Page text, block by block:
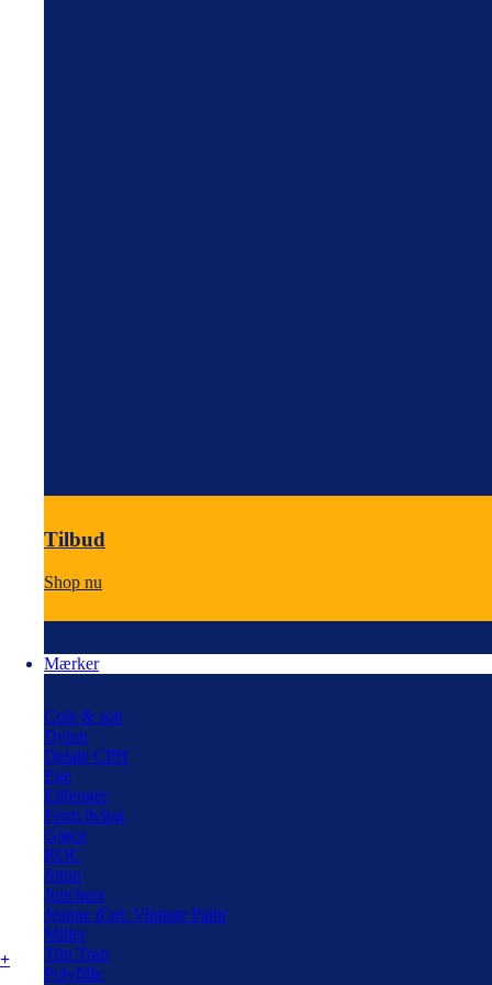
Tilbud
Shop nu
Mærker
Cole & son
Dylon
Detale CPH
Ege
Eijfenger
Ferm living
Gjøco
ROC
Jotun
Junckers
Jeanne d'arc Vintage Paint
Miller
Trip Trap
Polyfilla
+